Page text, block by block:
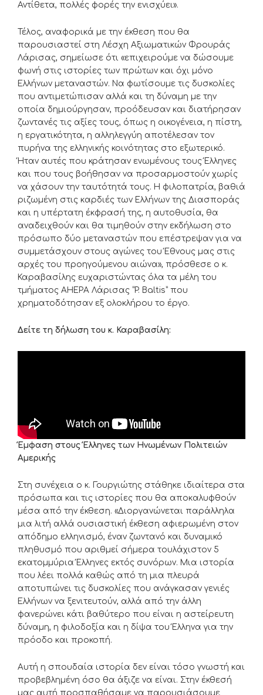
Αντίθετα, πολλές φορές την ενισχύει».
Τέλος, αναφορικά με την έκθεση που θα
παρουσιαστεί στη Λέσχη Αξιωματικών Φρουράς
Λάρισας, σημείωσε ότι «επιχειρούμε να δώσουμε
φωνή στις ιστορίες των πρώτων και όχι μόνο
Ελλήνων μεταναστών. Να φωτίσουμε τις δυσκολίες
που αντιμετώπισαν αλλά και τη δύναμη με την
οποία δημιούργησαν, προόδευσαν και διατήρησαν
ζωντανές τις αξίες τους, όπως η οικογένεια, η πίστη,
η εργατικότητα, η αλληλεγγύη αποτέλεσαν τον
πυρήνα της ελληνικής κοινότητας στο εξωτερικό.
Ήταν αυτές που κράτησαν ενωμένους τους Έλληνες
και που τους βοήθησαν να προσαρμοστούν χωρίς
να χάσουν την ταυτότητά τους. Η φιλοπατρία, βαθιά
ριζωμένη στις καρδιές των Ελλήνων της Διασποράς
και η υπέρτατη έκφρασή της, η αυτοθυσία, θα
αναδειχθούν και θα τιμηθούν στην εκδήλωση στο
πρόσωπο δύο μεταναστών που επέστρεψαν για να
συμμετάσχουν στους αγώνες του Έθνους μας στις
αρχές του προηγούμενου αιώνα», πρόσθεσε ο κ.
Καραβασίλης ευχαριστώντας όλα τα μέλη του
τμήματος AHEPA Λάρισας “P. Baltis” που
χρηματοδότησαν εξ ολοκλήρου το έργο.
Δείτε τη δήλωση του κ. Καραβασίλη:
Έμφαση στους Έλληνες των Ηνωμένων Πολιτειών
Αμερικής
Στη συνέχεια ο κ. Γουργιώτης στάθηκε ιδιαίτερα στα
πρόσωπα και τις ιστορίες που θα αποκαλυφθούν
μέσα από την έκθεση. «Διοργανώνεται παράλληλα
μια λιτή αλλά ουσιαστική έκθεση αφιερωμένη στον
απόδημο ελληνισμό, έναν ζωντανό και δυναμικό
πληθυσμό που αριθμεί σήμερα τουλάχιστον 5
εκατομμύρια Έλληνες εκτός συνόρων. Μια ιστορία
που λέει πολλά καθώς από τη μια πλευρά
αποτυπώνει τις δυσκολίες που ανάγκασαν γενιές
Ελλήνων να ξενιτευτούν, αλλά από την άλλη
φανερώνει κάτι βαθύτερο που είναι η αστείρευτη
δύναμη, η φιλοδοξία και η δίψα του Έλληνα για την
πρόοδο και προκοπή.
Αυτή η σπουδαία ιστορία δεν είναι τόσο γνωστή και
προβεβλημένη όσο θα άξιζε να είναι. Στην έκθεσή
μας αυτή προσπαθήσαμε να παρουσιάσουμε